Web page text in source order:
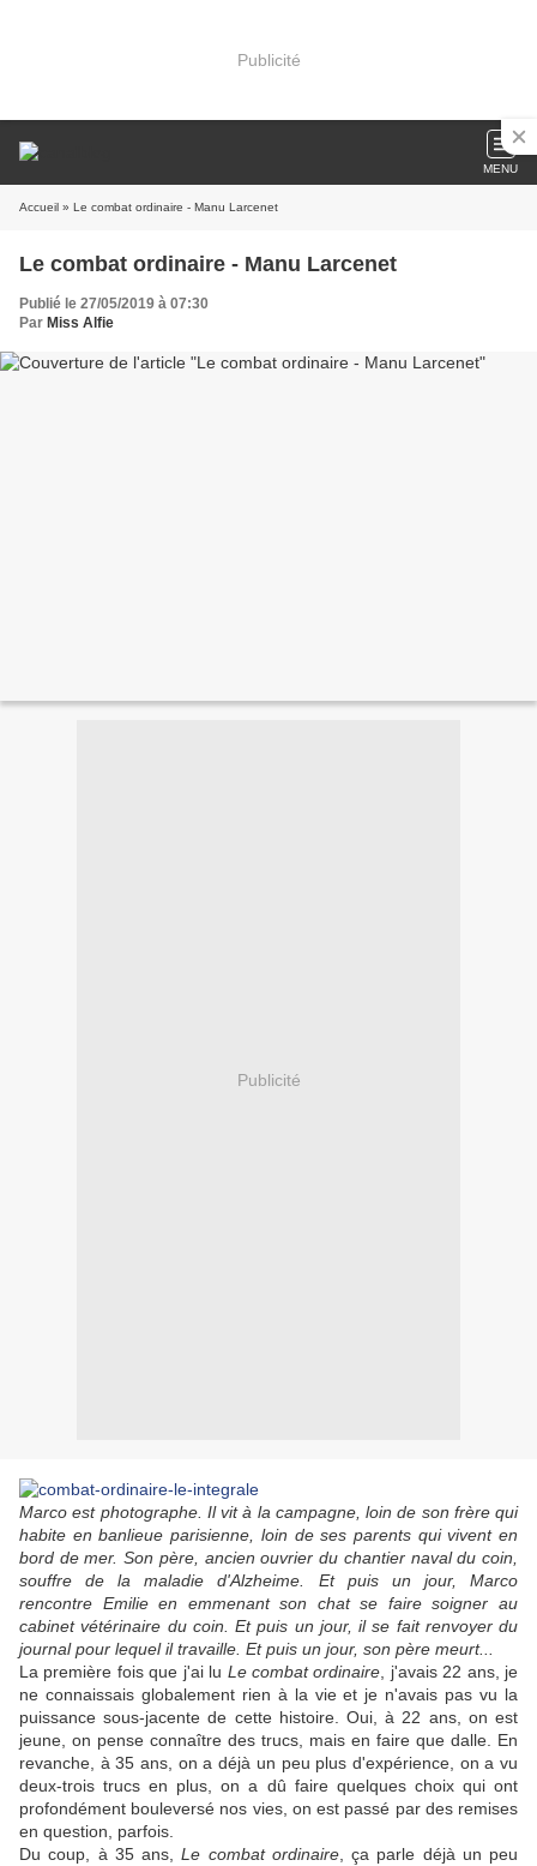
Publicité
MENU
Accueil » Le combat ordinaire - Manu Larcenet
Le combat ordinaire - Manu Larcenet
Publié le 27/05/2019 à 07:30
Par Miss Alfie
Publicité
Marco est photographe. Il vit à la campagne, loin de son frère qui
habite en banlieue parisienne, loin de ses parents qui vivent en
bord de mer. Son père, ancien ouvrier du chantier naval du coin,
souffre de la maladie d'Alzheime. Et puis un jour, Marco
rencontre Emilie en emmenant son chat se faire soigner au
cabinet vétérinaire du coin. Et puis un jour, il se fait renvoyer du
journal pour lequel il travaille. Et puis un jour, son père meurt...
La première fois que j'ai lu Le combat ordinaire , j'avais 22 ans, je
ne connaissais globalement rien à la vie et je n'avais pas vu la
puissance sous-jacente de cette histoire. Oui, à 22 ans, on est
jeune, on pense connaître des trucs, mais en faire que dalle. En
revanche, à 35 ans, on a déjà un peu plus d'expérience, on a vu
deux-trois trucs en plus, on a dû faire quelques choix qui ont
profondément bouleversé nos vies, on est passé par des remises
en question, parfois.
Du coup, à 35 ans,Le combat ordinaire, ça parle déjà un peu